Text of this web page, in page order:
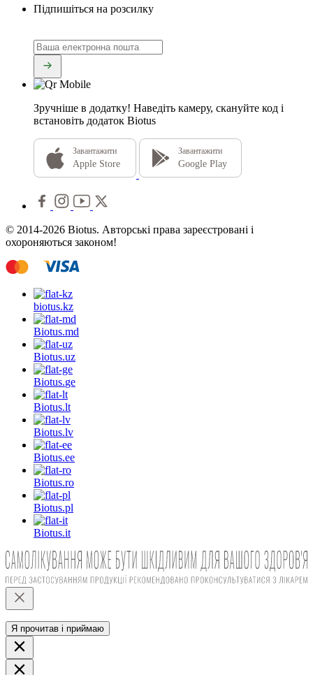
Підпишіться на розсилку
Зручніше в додатку! Наведіть камеру, скануйте код і
встановіть додаток Biotus
Завантажити
Apple Store
Завантажити
Google Play
© 2014-2026 Biotus. Авторські права зареєстровані і
охороняються законом!
biotus.kz
Biotus.md
Biotus.uz
Biotus.ge
Biotus.lt
Biotus.lv
Biotus.ee
Biotus.ro
Biotus.pl
Biotus.it
Я прочитав і приймаю